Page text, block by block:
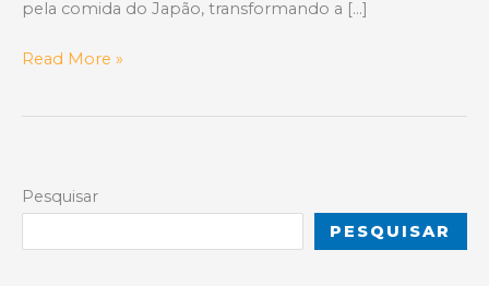
pela comida do Japão, transformando a […]
O
Um
Guia
Read More »
Pesquisar
PESQUISAR